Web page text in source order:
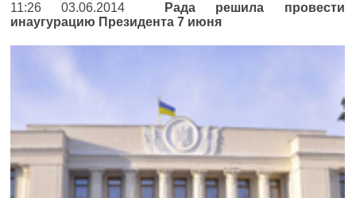
11:26 03.06.2014
Рада решила провести
инаугурацию Президента 7 июня